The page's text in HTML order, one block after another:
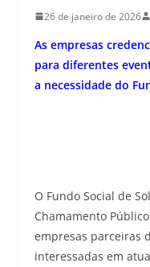
26 de janeiro de 2026
As empresas
para diferentes
a necessidade do
O Fundo Social de
Chamamento
empresas parceiras
interessadas em